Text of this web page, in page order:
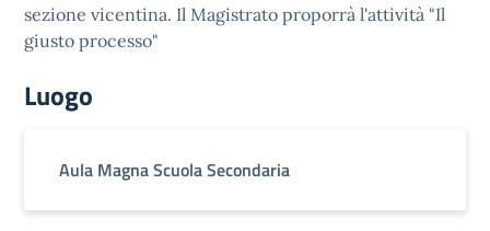
sezione vicentina. Il Magistrato proporrà l'attività "Il
giusto processo"
Luogo
Aula Magna Scuola Secondaria